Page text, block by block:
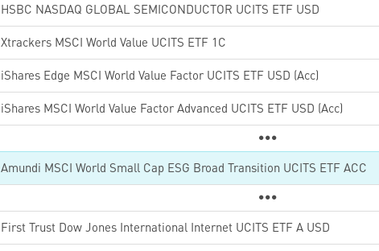
HSBC NASDAQ GLOBAL SEMICONDUCTOR UCITS ETF USD
Xtrackers MSCI World Value UCITS ETF 1C
iShares Edge MSCI World Value Factor UCITS ETF USD (Acc)
iShares MSCI World Value Factor Advanced UCITS ETF USD (Acc)
Amundi MSCI World Small Cap ESG Broad Transition UCITS ETF ACC
First Trust Dow Jones International Internet UCITS ETF A USD